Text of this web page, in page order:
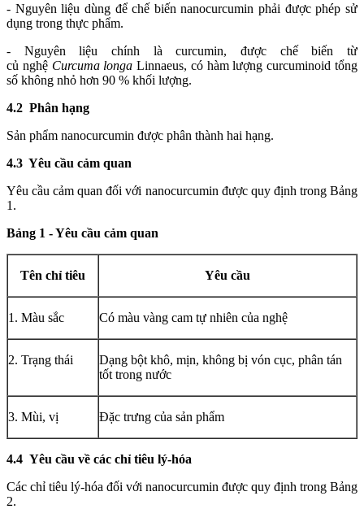
- Nguyên liệu dùng để chế biến nanocurcumin phải được phép sử
dụng trong thực phẩm.
-
Nguyên liệu chính là curcumin, được chế biến từ
củ nghệ Curcuma longa Linnaeus, có hàm lượng curcuminoid tổng
số không nhỏ hơn 90 % khối lượng.
4.2 Phân hạng
Sản phẩm nanocurcumin được phân thành hai hạng.
4.3 Yêu cầu cảm quan
Yêu cầu cảm quan đối với nanocurcumin được quy định trong Bảng
1.
Bảng 1 - Yêu cầu cảm quan
Tên chỉ tiêu Yêu cầu
1. Màu sắc Có màu vàng cam tự nhiên của nghệ
2. Trạng thái
Dạng bột khô, mịn, không bị vón cục, phân tán
tốt trong nước
3. Mùi, vị Đặc trưng của sản phẩm
4.4 Yêu cầu về các chỉ tiêu lý-hóa
Các chỉ tiêu lý-hóa đối với nanocurcumin được quy định trong Bảng
2.